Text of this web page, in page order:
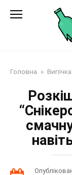
Головна » Випічка